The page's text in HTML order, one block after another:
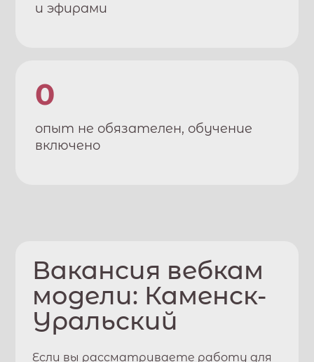
и эфирами
0
опыт не обязателен, обучение
включено
Вакансия вебкам
модели: Каменск-
Уральский
Если вы рассматриваете работу для